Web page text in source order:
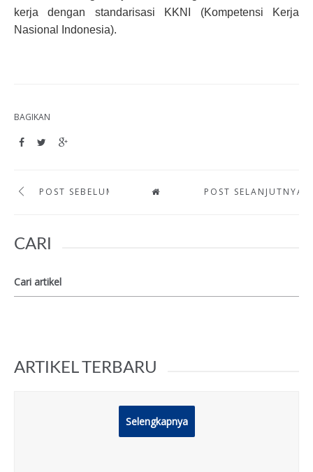
kerja dengan standarisasi KKNI (Kompetensi Kerja
Nasional Indonesia).
BAGIKAN
POST SEBELUMNYA POST SELANJUTNYA
CARI
ARTIKEL TERBARU
Selengkapnya